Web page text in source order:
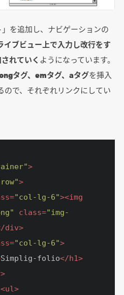
を追加し、ナビゲーションの
イブビュー上で入力し改行をす
れていく ようになっています。
タグ、emタグ、aタグを挿入
ので、それぞれリンクにしてい
>
>
="col-lg-6"><img
class="img-
div>
="col-lg-6">
Simplig-folio</h1>
>
<ul>